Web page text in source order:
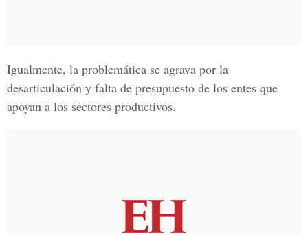
Igualmente, la problemática se agrava por la
desarticulación y falta de presupuesto de los entes que
apoyan a los sectores productivos.